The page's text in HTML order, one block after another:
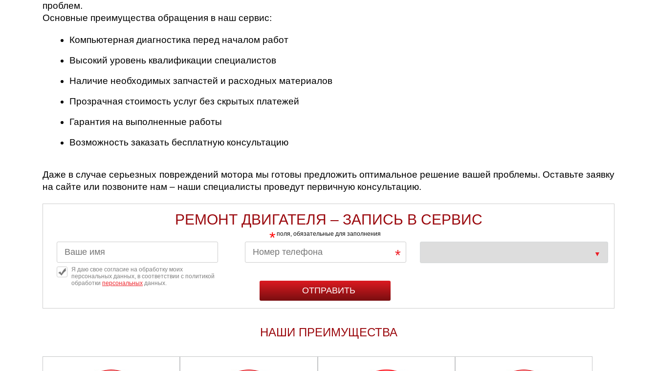
проблем.
Основные преимущества обращения в наш сервис:
Компьютерная диагностика перед началом работ
Высокий уровень квалификации специалистов
Наличие необходимых запчастей и расходных материалов
Прозрачная стоимость услуг без скрытых платежей
Гарантия на выполненные работы
Возможность заказать бесплатную консультацию
Даже в случае серьезных повреждений мотора мы готовы предложить оптимальное решение вашей проблемы. Оставьте заявку
на сайте или позвоните нам – наши специалисты проведут первичную консультацию.
РЕМОНТ ДВИГАТЕЛЯ – ЗАПИСЬ В СЕРВИС
* поля, обязательные для заполнения
Я даю свое согласие на обработку моих
персональных данных, в соответствии с политикой
обработки персональных данных.
НАШИ ПРЕИМУЩЕСТВА